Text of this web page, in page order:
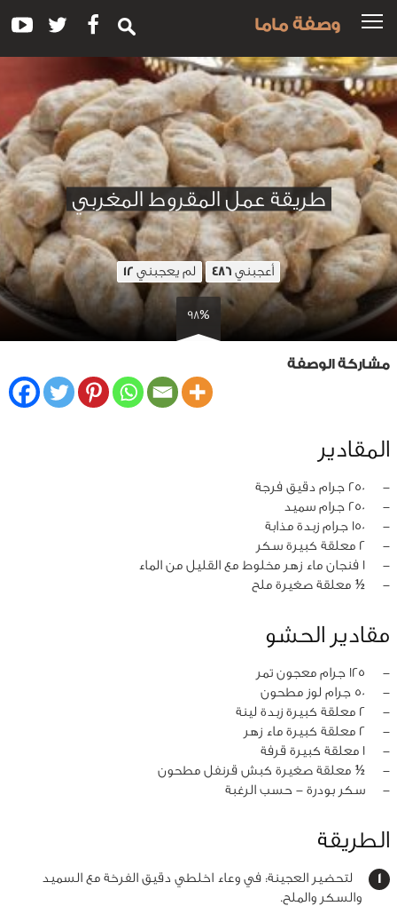
وصفة ماما
طريقة عمل المقروط المغربي
أعجبني 486 لم يعجبني 12
98%
مشاركة الوصفة
المقادير
‏-
250 جرام دقيق فرجة
‏-
250 جرام سميد
‏-
150 جرام زبدة مذابة
‏-
2 معلقة كبيرة سكر
‏-
1 فنجان ماء زهر مخلوط مع القليل من الماء
‏-
½ معلقة صغيرة ملح
مقادير الحشو
‏-
125 جرام معجون تمر
‏-
50 جرام لوز مطحون
‏-
2 معلقة كبيرة زبدة لينة
‏-
2 معلقة كبيرة ماء زهر
‏-
1 معلقة كبيرة قرفة
‏-
½ معلقة صغيرة كبش قرنفل مطحون
‏-
سكر بودرة - حسب الرغبة
الطريقة
لتحضير العجينة: في وعاء اخلطي دقيق الفرخة مع السميد
والسكر والملح.